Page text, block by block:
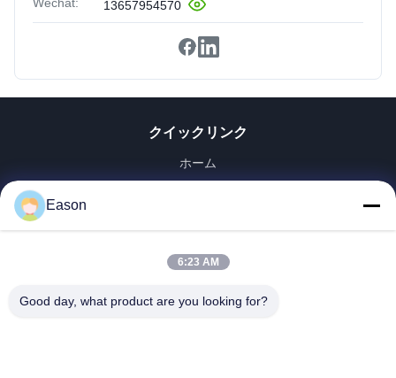
Wechat: 13657954570
クイックリンク
ホーム
会社案内
お問い合わせ
Eason
6:23 AM
Good day, what product are you looking for?